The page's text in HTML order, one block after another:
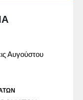
Αυγούστου